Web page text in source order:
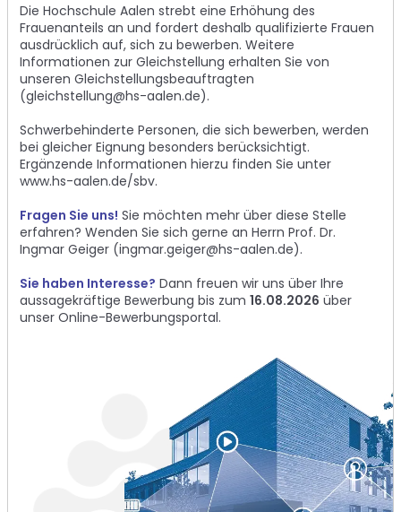
Die Hochschule Aalen strebt eine Erhöhung des
Frauenanteils an und fordert deshalb qualifizierte Frauen
ausdrücklich auf, sich zu bewerben. Weitere
Informationen zur Gleichstellung erhalten Sie von
unseren Gleichstellungsbeauftragten
(gleichstellung@hs-aalen.de).
Schwerbehinderte Personen, die sich bewerben, werden
bei gleicher Eignung besonders berücksichtigt.
Ergänzende Informationen hierzu finden Sie unter
www.hs-aalen.de/sbv.
Fragen Sie uns! Sie möchten mehr über diese Stelle
erfahren? Wenden Sie sich gerne an Herrn Prof. Dr.
Ingmar Geiger (ingmar.geiger@hs-aalen.de).
Sie haben Interesse? Dann freuen wir uns über Ihre
aussagekräftige Bewerbung bis zum 16.08.2026 über
unser Online-Bewerbungsportal.